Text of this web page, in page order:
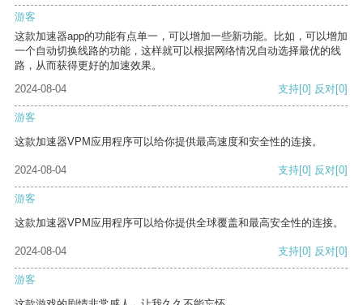
游客
这款加速器app的功能有点单一，可以增加一些新功能。比如，可以增加
一个自动切换线路的功能，这样就可以根据网络情况自动选择最优的线
路，从而获得更好的加速效果。
2024-08-04
支持[0] 反对[0]
游客
这款加速器VPM应用程序可以给你提供最高速度和安全性的连接。
2024-08-04 支持[0] 反对[0]
游客
这款加速器VPM应用程序可以给你提供全球覆盖和最高安全性的连接。
2024-08-04 支持[0] 反对[0]
游客